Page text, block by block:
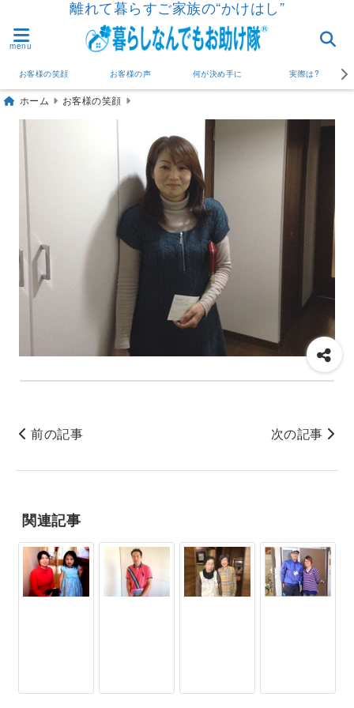
離れて暮らすご家族の“かけはし”
menu
お客様の笑顔 お客様の声 何が決め手に 実際は?
ホーム お客様の笑顔
前の記事 次の記事
関連記事